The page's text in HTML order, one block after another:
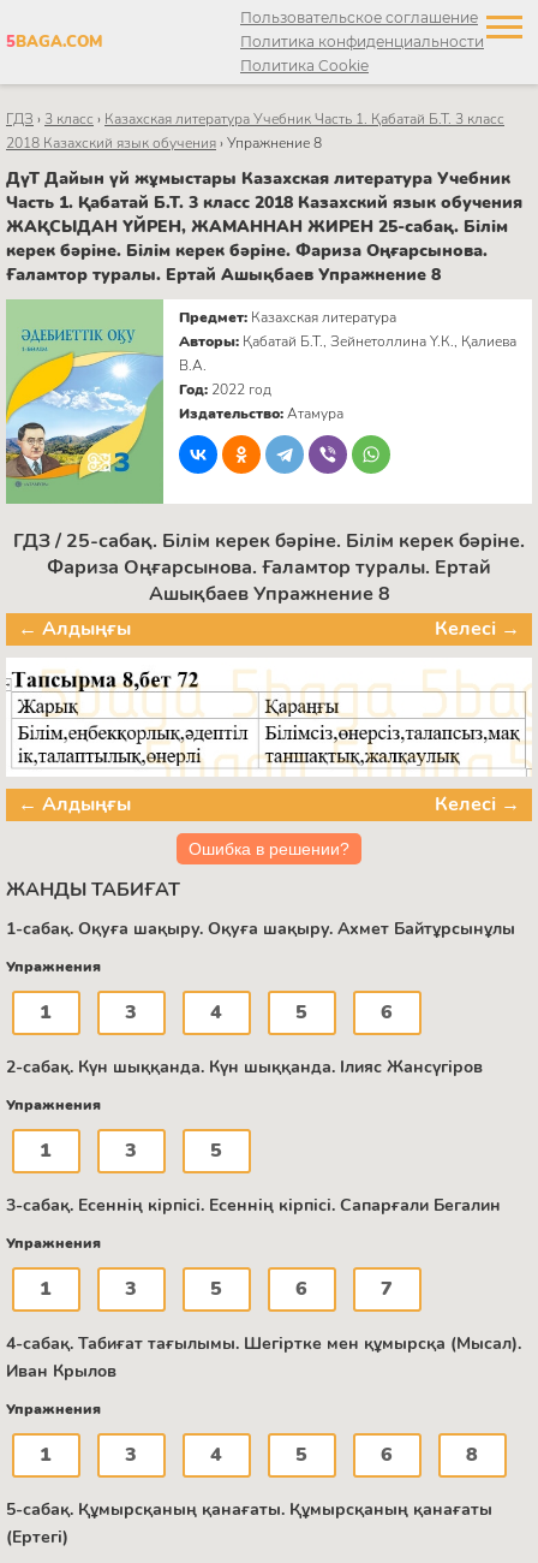
5BAGA.COM
Пользовательское соглашение
Политика конфиденциальности
Политика Cookie
ГДЗ › 3 класс › Казахская литература Учебник Часть 1. Қабатай Б.Т. 3 класс
2018 Казахский язык обучения›Упражнение 8
ДүТ Дайын үй жұмыстары Казахская литература Учебник
Часть 1. Қабатай Б.Т. 3 класс 2018 Казахский язык обучения
ЖАҚСЫДАН ҮЙРЕН, ЖАМАННАН ЖИРЕН 25-сабақ. Білім
керек бәріне. Білім керек бәріне. Фариза Оңғарсынова.
Ғаламтор туралы. Ертай Ашықбаев Упражнение 8
Предмет: Казахская литература
Авторы: Қабатай Б.Т., Зейнетоллина Ү.К., Қалиева
В.А.
Год: 2022 год
Издательство:Атамура
ГДЗ / 25-сабақ. Білім керек бәріне. Білім керек бәріне.
Фариза Оңғарсынова. Ғаламтор туралы. Ертай
Ашықбаев Упражнение 8
← Алдыңғы
Келесі →
← Алдыңғы Келесі →
Ошибка в решении?
ЖАНДЫ ТАБИҒАТ
1-сабақ. Оқуға шақыру. Оқуға шақыру. Ахмет Байтұрсынұлы
Упражнения
1 3 4 5 6
2-сабақ. Күн шыққанда. Күн шыққанда. Ілияс Жансүгіров
Упражнения
1 3 5
3-сабақ. Есеннің кірпісі. Есеннің кірпісі. Сапарғали Бегалин
Упражнения
1 3 5 6 7
4-сабақ. Табиғат тағылымы. Шегіртке мен құмырсқа (Мысал).
Иван Крылов
Упражнения
1 3 4 5 6 8
5-сабақ. Құмырсқаның қанағаты. Құмырсқаның қанағаты
(Ертегі)